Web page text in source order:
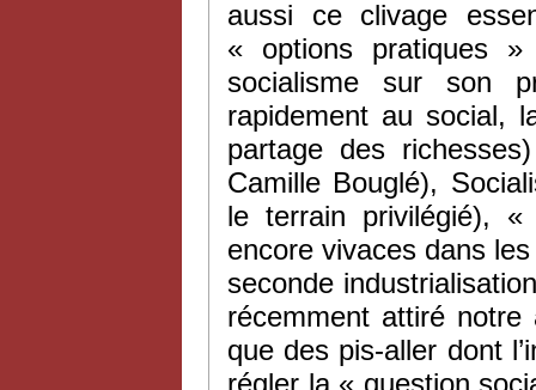
aussi ce clivage
« options pratiques »
socialisme sur son
rapidement au social,
partage des
Camille Bouglé),
le terrain privilégié), «
encore vivaces dans
seconde
récemment attiré
que des pis-aller dont
régler la « question